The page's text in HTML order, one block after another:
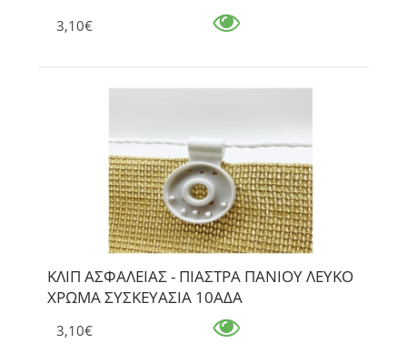
3,10€
ΚΛΙΠ ΑΣΦΑΛΕΙΑΣ - ΠΙΑΣΤΡΑ ΠΑΝΙΟΥ ΛΕΥΚΟ
ΧΡΩΜΑ ΣΥΣΚΕΥΑΣΙΑ 10ΑΔΑ
3,10€